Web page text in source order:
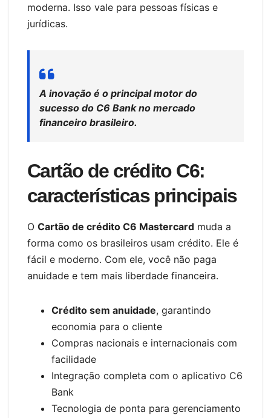
moderna. Isso vale para pessoas físicas e
jurídicas.
A inovação é o principal motor do
sucesso do C6 Bank no mercado
financeiro brasileiro.
Cartão de crédito C6:
características principais
O Cartão de crédito C6 Mastercard muda a
forma como os brasileiros usam crédito. Ele é
fácil e moderno. Com ele, você não paga
anuidade e tem mais liberdade financeira.
Crédito sem anuidade, garantindo
economia para o cliente
Compras nacionais e internacionais com
facilidade
Integração completa com o aplicativo C6
Bank
Tecnologia de ponta para gerenciamento